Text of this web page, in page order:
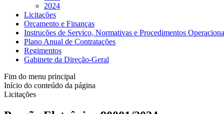
2024
Licitações
Orçamento e Finanças
Instruções de Serviço, Normativas e Procedimentos
Plano Anual de Contratações
Regimentos
Gabinete da Direção-Geral
Fim do menu principal
Início do conteúdo da página
Licitações